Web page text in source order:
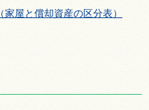
屋と償却資産の区分表）